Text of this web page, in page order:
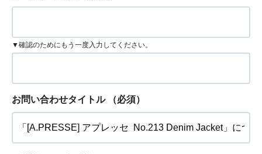
▼確認のためにもう一度入力してください。
お問い合わせタイトル （必須）